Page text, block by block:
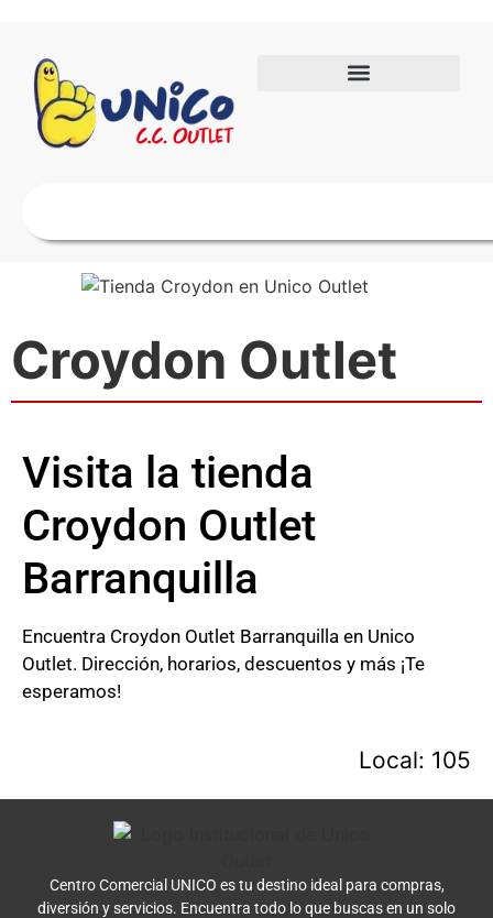
Croydon Outlet
Visita la tienda
Croydon Outlet
Barranquilla
Encuentra Croydon Outlet Barranquilla en Unico
Outlet. Dirección, horarios, descuentos y más ¡Te
esperamos!
Local: 105
Centro Comercial UNICO es tu destino ideal para compras,
diversión y servicios. Encuentra todo lo que buscas en un solo